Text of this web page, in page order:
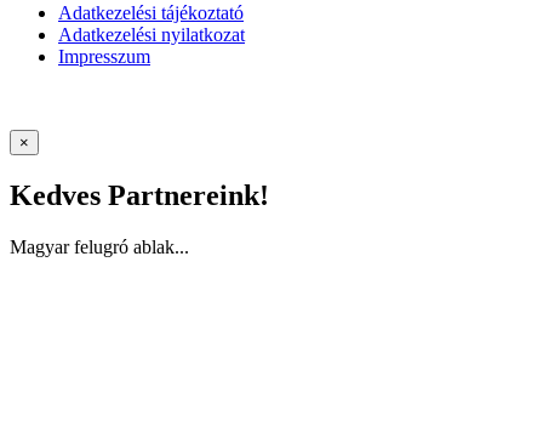
Adatkezelési tájékoztató
Adatkezelési nyilatkozat
Impresszum
×
Kedves Partnereink!
Magyar felugró ablak...